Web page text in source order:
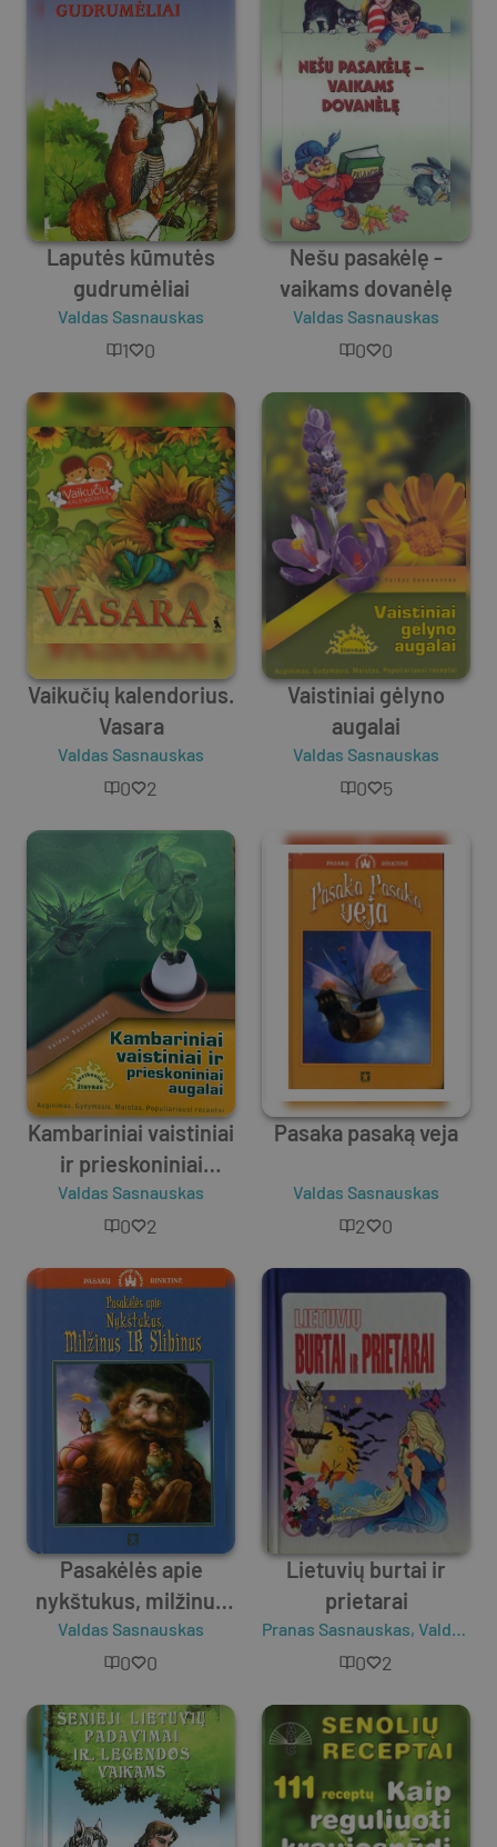
Laputės kūmutės
gudrumėliai
Valdas Sasnauskas
1 0
Nešu pasakėlę -
vaikams dovanėlę
Valdas Sasnauskas
0 0
Vaikučių kalendorius.
Vasara
Valdas Sasnauskas
0 2
Vaistiniai gėlyno
augalai
Valdas Sasnauskas
0 5
Kambariniai vaistiniai
ir prieskoniniai
augalai
Valdas Sasnauskas
0 2
Pasaka pasaką veja
Valdas Sasnauskas
2 0
Pasakėlės apie
nykštukus, milžinus
ir slibinus
Valdas Sasnauskas
0 0
Lietuvių burtai ir
prietarai
Pranas Sasnauskas, Valdas Sasnauskas
0 2